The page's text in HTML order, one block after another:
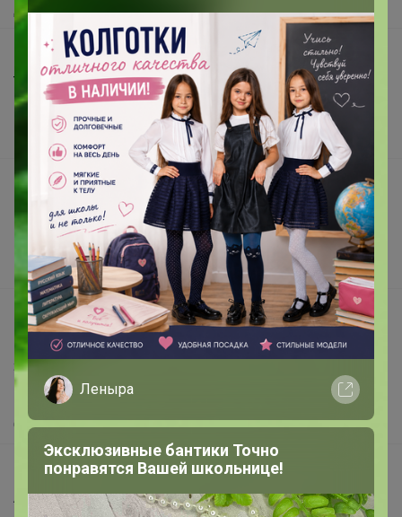
Доставка
Шоурумы
Торговые марки
Наша команда
В наличии
Подарочные сертификаты
Реклама на сайте
Поставщикам
Вакансии
support@24-ok.ru
Написать в поддержку
Защита покупателя
Помощь
О нас
Все предложения
Анонсы
Леныра
Эксклюзивные бантики Точно
понравятся Вашей школьнице!